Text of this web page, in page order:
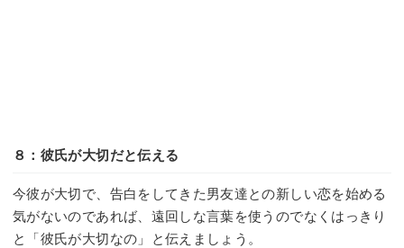
８：彼氏が大切だと伝える
今彼が大切で、告白をしてきた男友達との新しい恋を始める
気がないのであれば、遠回しな言葉を使うのでなくはっきり
と「彼氏が大切なの」と伝えましょう。